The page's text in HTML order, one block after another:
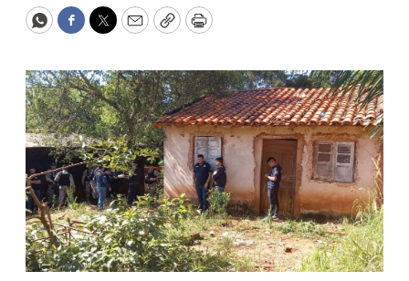
WhatsApp
Facebook
Twitter
EmailCopyPrint